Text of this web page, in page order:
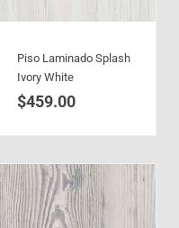
Piso Laminado Splash
Ivory White
$459.00